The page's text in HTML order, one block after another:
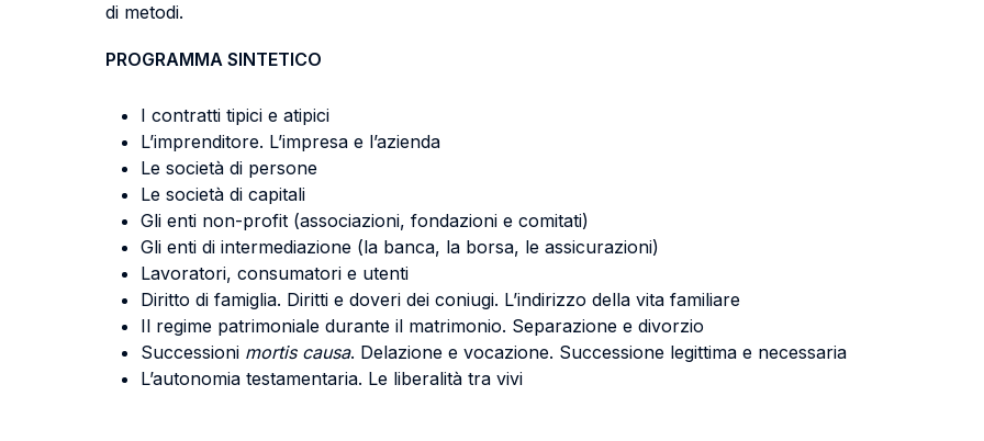
di metodi.
PROGRAMMA SINTETICO
I contratti tipici e atipici
L’imprenditore. L’impresa e l’azienda
Le società di persone
Le società di capitali
Gli enti non-profit (associazioni, fondazioni e comitati)
Gli enti di intermediazione (la banca, la borsa, le assicurazioni)
Lavoratori, consumatori e utenti
Diritto di famiglia. Diritti e doveri dei coniugi. L’indirizzo della vita familiare
Il regime patrimoniale durante il matrimonio. Separazione e divorzio
Successioni mortis causa. Delazione e vocazione. Successione legittima e necessaria
L’autonomia testamentaria. Le liberalità tra vivi